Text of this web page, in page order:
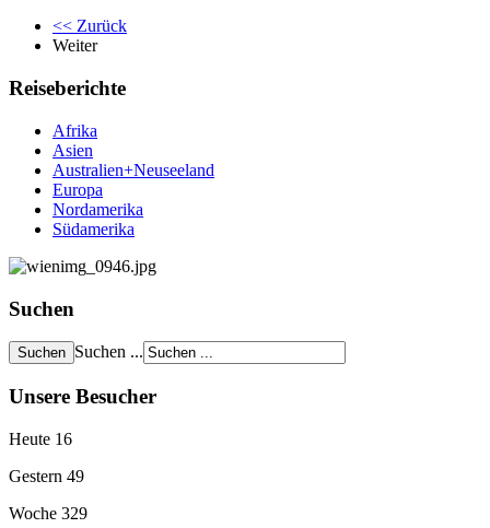
<< Zurück
Weiter
Reiseberichte
Afrika
Asien
Australien+Neuseeland
Europa
Nordamerika
Südamerika
Suchen
Suchen ...
Unsere Besucher
Heute 16
Gestern 49
Woche 329